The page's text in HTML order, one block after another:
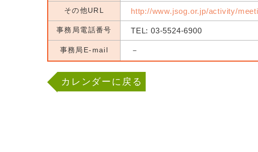
その他URL http://www.jsog.or.jp/activity/
事務局電話番号 TEL: 03-5524-6900
事務局E-mail －
カレンダーに戻る